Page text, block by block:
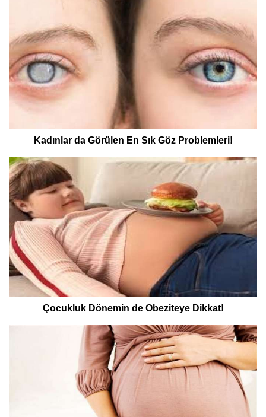
Kadınlar da Görülen En Sık Göz Problemleri!
Çocukluk Dönemin de Obeziteye Dikkat!